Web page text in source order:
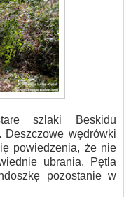
szlaki Beskidu
Deszczowe wędrówki
powiedzenia, że nie
ubrania. Pętla
pozostanie w